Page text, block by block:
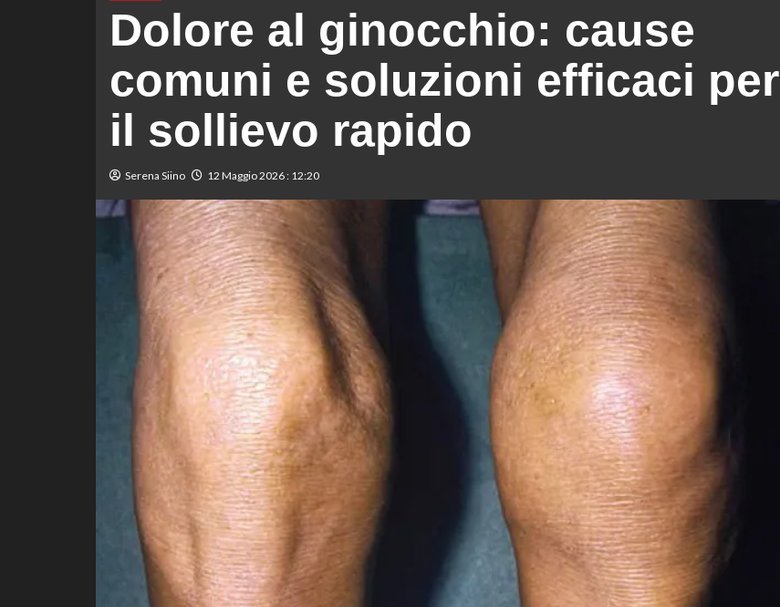
Dolore al ginocchio: cause
comuni e soluzioni efficaci per
il sollievo rapido
Serena Siino 12 Maggio 2026 : 12:20